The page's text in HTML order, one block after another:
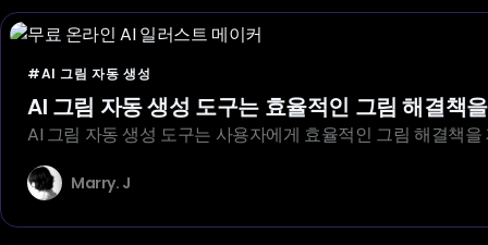
#AI 그림 자동 생성
AI 그림 자동 생성 도구는 효율적인 그림 해결책
AI 그림 자동 생성 도구는 사용자에게 효율적인 그림 해결책
Marry. J